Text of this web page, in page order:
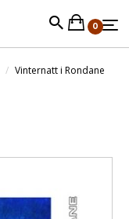
0
Vinternatt i Rondane